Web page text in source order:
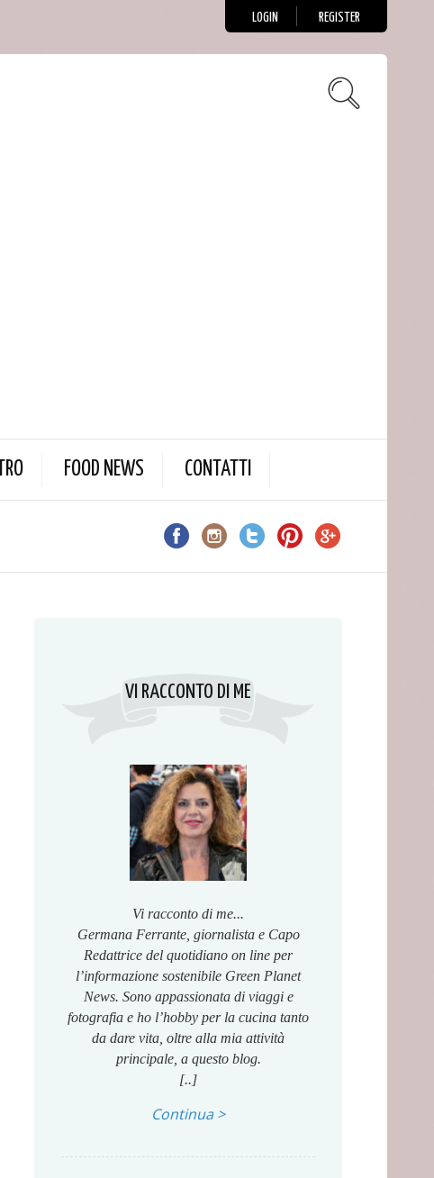
LOGIN REGISTER
FOOD NEWS CONTATTI
VI RACCONTO DI ME
Vi racconto di me...
Germana Ferrante, giornalista e Capo
Redattrice del quotidiano on line per
l’informazione sostenibile Green Planet
News. Sono appassionata di viaggi e
fotografia e ho l’hobby per la cucina tanto
da dare vita, oltre alla mia attività
principale, a questo blog.
[..]
Continua >